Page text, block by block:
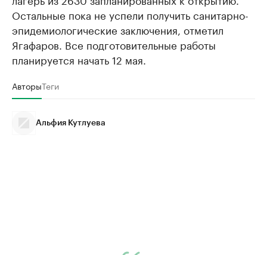
Остальные пока не успели получить санитарно-
эпидемиологические заключения, отметил
Ягафаров. Все подготовительные работы
планируется начать 12 мая.
АвторыТеги
Альфия Кутлуева